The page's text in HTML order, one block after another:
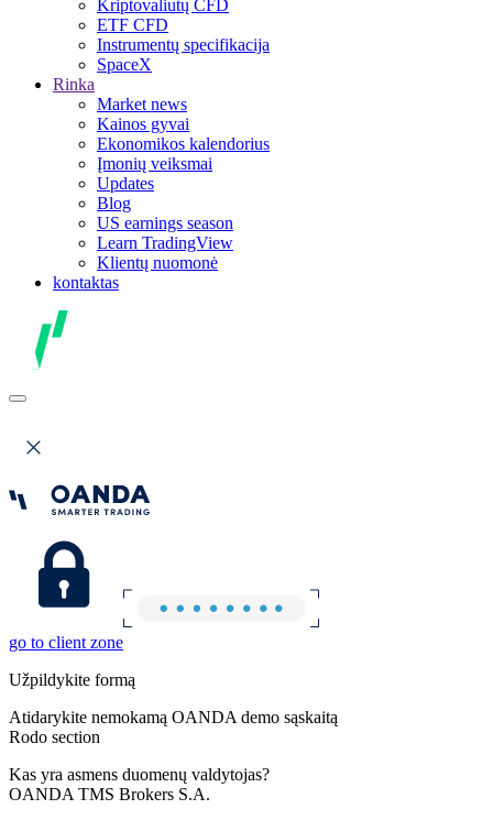
Kriptovaliutų CFD
ETF CFD
Instrumentų specifikacija
SpaceX
Rinka
Market news
Kainos gyvai
Ekonomikos kalendorius
Įmonių veiksmai
Updates
Blog
US earnings season
Learn TradingView
Klientų nuomonė
kontaktas
go to client zone
Užpildykite formą
Atidarykite nemokamą OANDA demo sąskaitą
Rodo section
Kas yra asmens duomenų valdytojas?
OANDA TMS Brokers S.A.